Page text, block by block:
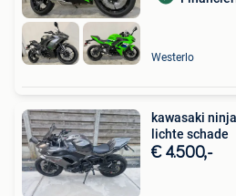
Westerlo
kawasaki
lichte schade
€ 4.500,-